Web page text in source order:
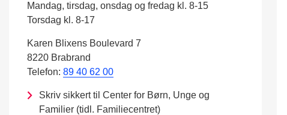
Mandag, tirsdag, onsdag og fredag kl. 8-15
Torsdag kl. 8-17
Karen Blixens Boulevard 7
8220 Brabrand
Telefon: 89 40 62 00
Skriv sikkert til Center for Børn, Unge og
Familier (tidl. Familiecentret)